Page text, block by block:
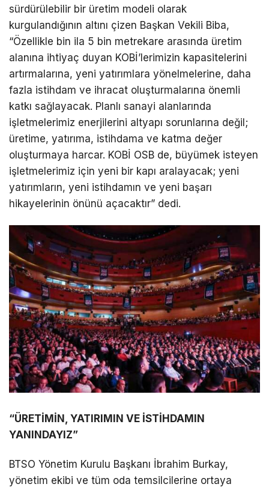
sürdürülebilir bir üretim modeli olarak
kurgulandığının altını çizen Başkan Vekili Biba,
“Özellikle bin ila 5 bin metrekare arasında üretim
alanına ihtiyaç duyan KOBİ’lerimizin kapasitelerini
artırmalarına, yeni yatırımlara yönelmelerine, daha
fazla istihdam ve ihracat oluşturmalarına önemli
katkı sağlayacak. Planlı sanayi alanlarında
işletmelerimiz enerjilerini altyapı sorunlarına değil;
üretime, yatırıma, istihdama ve katma değer
oluşturmaya harcar. KOBİ OSB de, büyümek isteyen
işletmelerimiz için yeni bir kapı aralayacak; yeni
yatırımların, yeni istihdamın ve yeni başarı
hikayelerinin önünü açacaktır” dedi.
“ÜRETİMİN, YATIRIMIN VE İSTİHDAMIN
YANINDAYIZ”
BTSO Yönetim Kurulu Başkanı İbrahim Burkay,
yönetim ekibi ve tüm oda temsilcilerine ortaya